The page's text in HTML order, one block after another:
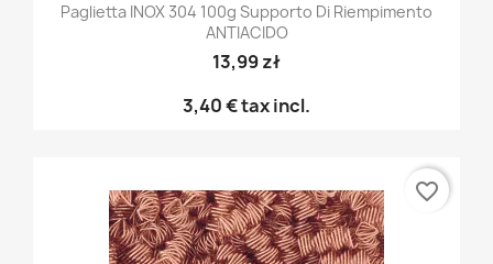
Paglietta INOX 304 100g Supporto Di Riempimento
ANTIACIDO
13,99 zł
3,40 €tax incl.
favorite_border